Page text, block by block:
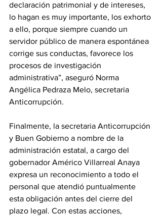
declaración patrimonial y de intereses,
lo hagan es muy importante, los exhorto
a ello, porque siempre cuando un
servidor público de manera espontánea
corrige sus conductas, favorece los
procesos de investigación
administrativa”, aseguró Norma
Angélica Pedraza Melo, secretaria
Anticorrupción.
Finalmente, la secretaria Anticorrupción
y Buen Gobierno a nombre de la
administración estatal, a cargo del
gobernador Américo Villarreal Anaya
expresa un reconocimiento a todo el
personal que atendió puntualmente
esta obligación antes del cierre del
plazo legal. Con estas acciones,